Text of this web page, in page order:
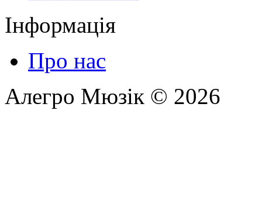
Інформація
Про нас
Алегро Мюзік © 2026